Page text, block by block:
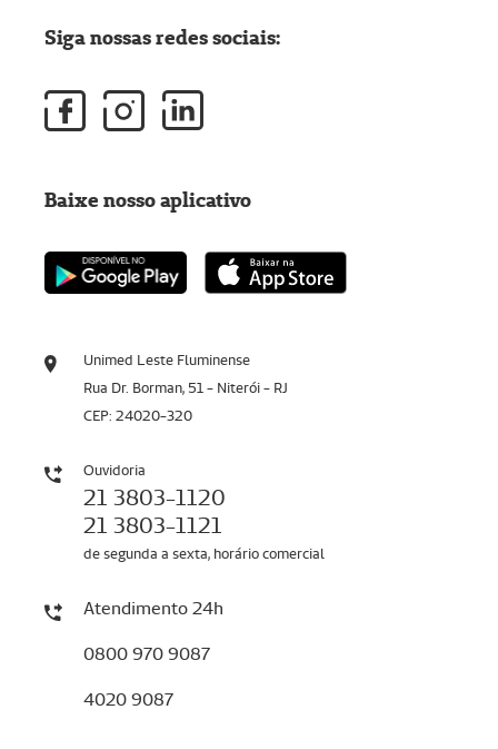
Unimed Leste Fluminense
Rua Dr. Borman, 51 - Niterói - RJ
CEP: 24020-320
Ouvidoria
21 3803-1120
21 3803-1121
de segunda a sexta, horário comercial
Atendimento 24h
0800 970 9087
4020 9087
Siga nossas redes sociais:
Baixe nosso aplicativo